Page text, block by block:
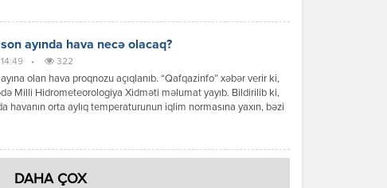
qəbul edilən qərarlar və verilən siyasi mesajlar göstərir ki,
səviyyəsinə yüksəltmək əzmindədir. Prezident İlham Əliyevin
münasibətləri […]
son ayında hava necə olacaq?
• 322
olan hava proqnozu açıqlanıb. “Qafqazinfo” xəbər verir ki,
Milli Hidrometeorologiya Xidməti məlumat yayıb. Bildirilib ki,
havanın orta aylıq temperaturunun iqlim normasına yaxın, bəzi
ölkə ərazisində əksər rayonlarda əsasən yağmursuz hava […]
DAHA ÇOX